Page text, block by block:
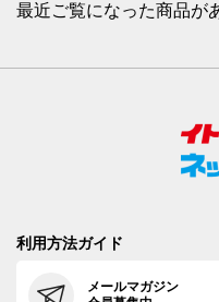
最近ご覧になった商品が
利用方法ガイド
メールマガジン